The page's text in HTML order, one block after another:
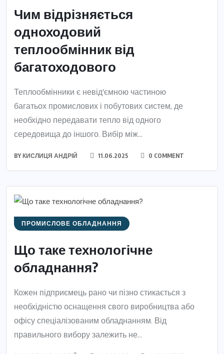
Чим відрізняється
одноходовий
теплообмінник від
багатоходового
Теплообмінники є невід’ємною частиною
багатьох промислових і побутових систем, де
необхідно передавати тепло від одного
середовища до іншого. Вибір між...
BYКИСЛИЦЯ АНДРІЙ 11.06.2025 0 COMMENT
ПРОМИСЛОВЕ ОБЛАДНАННЯ
Що таке технологічне
обладнання?
Кожен підприємець рано чи пізно стикається з
необхідністю оснащення свого виробництва або
офісу спеціалізованим обладнанням. Від
правильного вибору залежить не...